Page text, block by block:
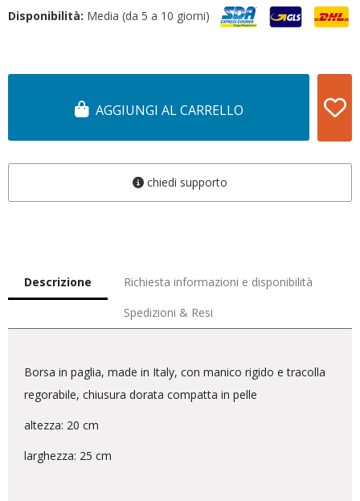
Disponibilità: Media (da 5 a 10 giorni)
AGGIUNGI AL CARRELLO
chiedi supporto
Descrizione
Richiesta informazioni e disponibilità
Spedizioni & Resi
Borsa in paglia, made in Italy, con manico rigido e tracolla
regorabile, chiusura dorata compatta in pelle
altezza: 20 cm
larghezza: 25 cm